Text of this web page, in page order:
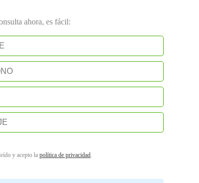
ahora, es fácil:
y acepto la política de privacidad.